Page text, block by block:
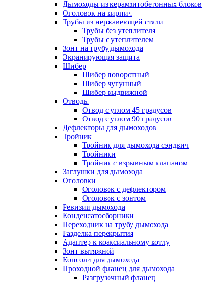
Дымоходы из керамзитобетонных блоков
Оголовок на кирпич
Трубы из нержавеющей стали
Трубы без утеплителя
Трубы с утеплителем
Зонт на трубу дымохода
Экранирующая защита
Шибер
Шибер поворотный
Шибер чугунный
Шибер выдвижной
Отводы
Отвод с углом 45 градусов
Отвод с углом 90 градусов
Дефлекторы для дымоходов
Тройник
Тройник для дымохода сэндвич
Тройники
Тройник с взрывным клапаном
Заглушки для дымохода
Оголовки
Оголовок с дефлектором
Оголовок с зонтом
Ревизии дымохода
Конденсатосборники
Переходник на трубу дымохода
Разделка перекрытия
Адаптер к коаксиальному котлу
Зонт вытяжной
Консоли для дымохода
Проходной фланец для дымохода
Разгрузочный фланец